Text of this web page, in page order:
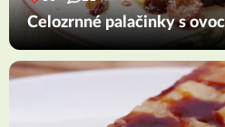
Celozrnné palačinky s